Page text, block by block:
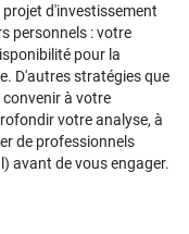
d'investissement
personnels : votre
pour la
D'autres stratégies que
à votre
votre analyse, à
de professionnels
avant de vous engager.